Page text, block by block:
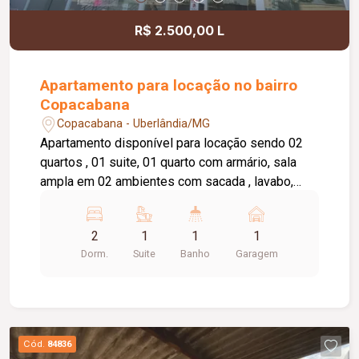
R$ 2.500,00 L
Apartamento para locação no bairro
Copacabana
Copacabana - Uberlândia/MG
Apartamento disponível para locação sendo 02
quartos , 01 suite, 01 quarto com armário, sala
ampla em 02 ambientes com sacada , lavabo,
social com box e armário, elevador privativo, 01
vaga de garagem, portaria 24 horas,
brinquedoteca, salão de festas.
2
Dorm.
1
Suite
1
Banho
1
Garagem
Cód. 84836